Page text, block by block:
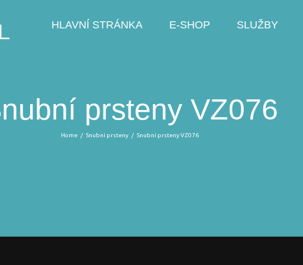
HLAVNÍ STRÁNKA E-SHOP SLUŽBY
prsteny VZ076
Home / Snubní prsteny / Snubní prsteny VZ076